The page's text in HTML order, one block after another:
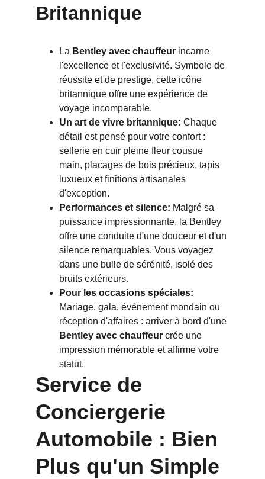
Britannique
La Bentley avec chauffeur incarne
l'excellence et l'exclusivité. Symbole de
réussite et de prestige, cette icône
britannique offre une expérience de
voyage incomparable.
Un art de vivre britannique: Chaque
détail est pensé pour votre confort :
sellerie en cuir pleine fleur cousue
main, placages de bois précieux, tapis
luxueux et finitions artisanales
d'exception.
Performances et silence: Malgré sa
puissance impressionnante, la Bentley
offre une conduite d'une douceur et d'un
silence remarquables. Vous voyagez
dans une bulle de sérénité, isolé des
bruits extérieurs.
Pour les occasions spéciales:
Mariage, gala, événement mondain ou
réception d'affaires : arriver à bord d'une
Bentley avec chauffeur crée une
impression mémorable et affirme votre
statut.
Service de
Conciergerie
Automobile : Bien
Plus qu'un Simple